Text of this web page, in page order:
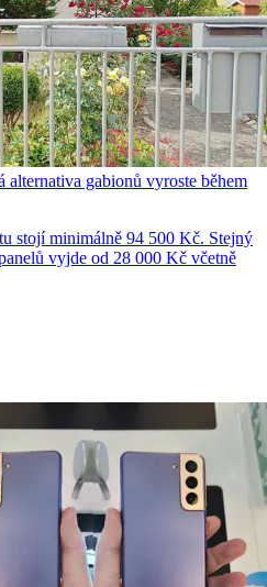
alternativa gabionů vyroste během
stojí minimálně 94 500 Kč. Stejný
vyjde od 28 000 Kč včetně